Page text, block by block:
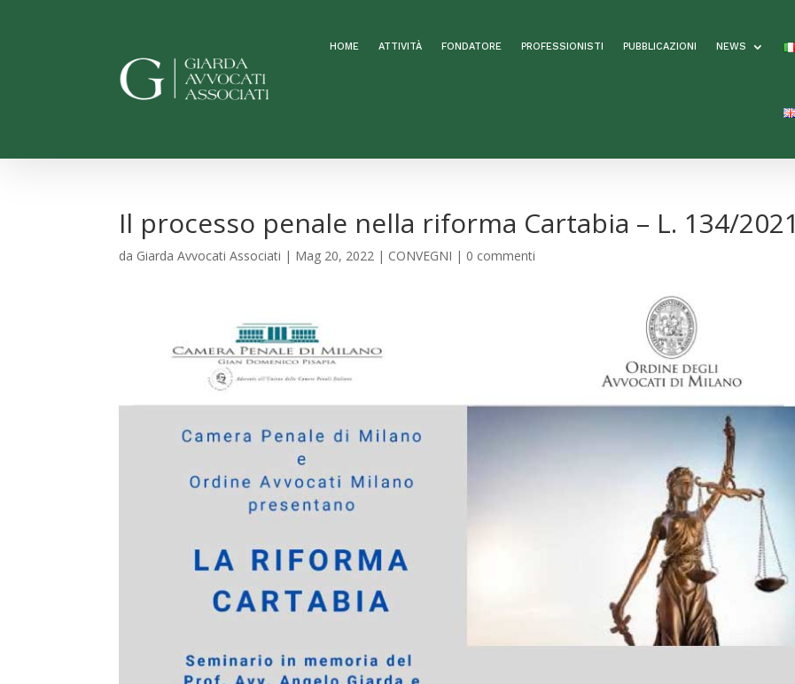
HOME ATTIVITÀ FONDATORE PROFESSIONISTI PUBBLICAZIONI NEWS
Il processo penale nella riforma Cartabia – L. 134/2021
da Giarda Avvocati Associati | Mag 20, 2022 | CONVEGNI | 0 commenti